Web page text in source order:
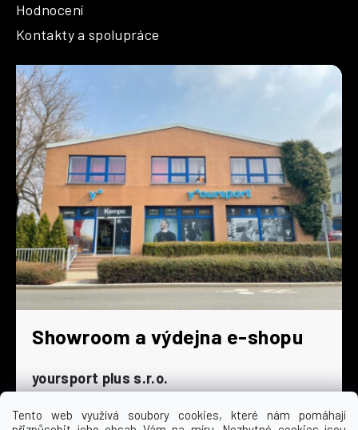
Tento web využívá soubory cookies, které nám pomáhají
Hodnocení
Kontakty a spolupráce
Showroom a výdejna e-shopu
yoursport plus s.r.o.
Dyjská 845/4
196 00 Praha 9 - Čakovice